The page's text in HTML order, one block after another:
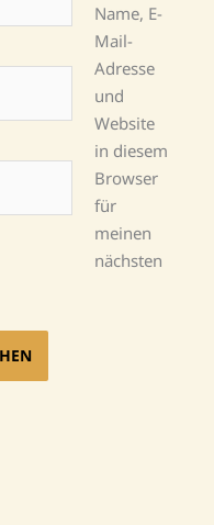
Name, E-
Mail-
Adresse
und
Website
in diesem
Browser
für
meinen
nächsten